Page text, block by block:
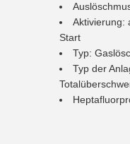
Aktivierung:
Start
Typ:
Typ der